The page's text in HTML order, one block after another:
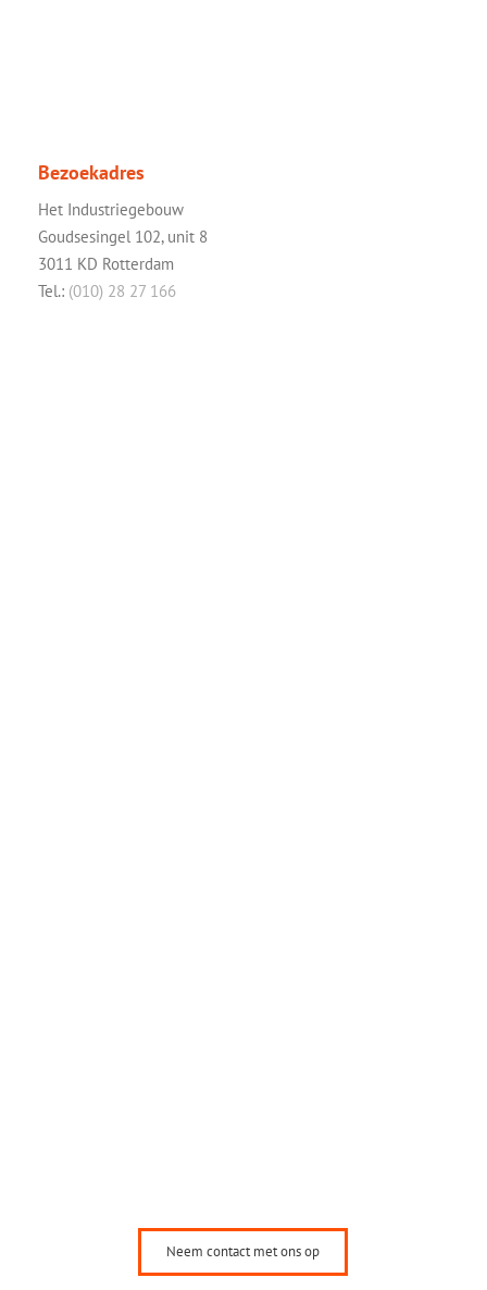
Bezoekadres
Het Industriegebouw
Goudsesingel 102, unit 8
3011 KD Rotterdam
Tel.: (010) 28 27 166
Neem contact met ons op